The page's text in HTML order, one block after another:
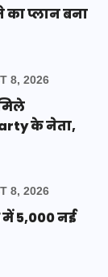
प्लान बना
8, 2026
के नेता,
8, 2026
5,000 नई